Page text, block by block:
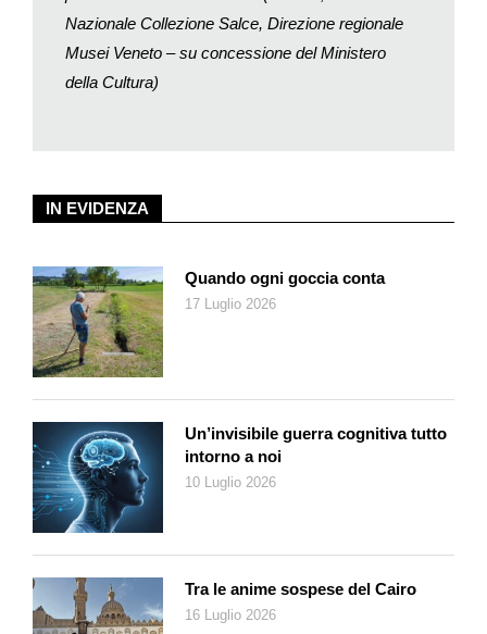
IN EVIDENZA
Quando ogni goccia conta
17 Luglio 2026
Un’invisibile guerra cognitiva tutto
intorno a noi
10 Luglio 2026
Tra le anime sospese del Cairo
16 Luglio 2026
Nazionale Collezione Salce, Direzione regionale
Musei Veneto – su concessione del Ministero
della Cultura)